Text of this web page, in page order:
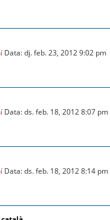
Data: dj. feb. 23, 2012 9:02 pm
Data: ds. feb. 18, 2012 8:07 pm
Data: ds. feb. 18, 2012 8:14 pm